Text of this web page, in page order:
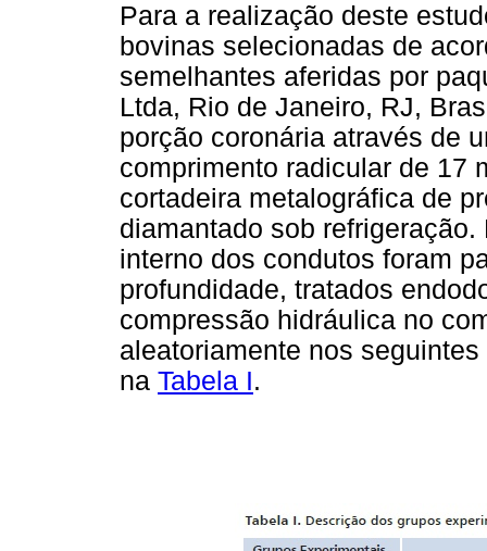
Para a realização deste
bovinas selecionadas de
semelhantes aferidas por
Ltda, Rio de Janeiro, RJ,
porção coronária através de
comprimento radicular de 17
cortadeira metalográfica de
diamantado sob
interno dos condutos foram
profundidade, tratados
compressão hidráulica no
aleatoriamente nos
na Tabela I.